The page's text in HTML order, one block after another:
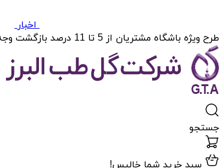
اخبار
طرح ویژه باشگاه مشتریان از 5 تا 11 درصد بازگشت وجه، بسته به میزان خریدتان.
جستجو
سبد خرید شما خالیس!